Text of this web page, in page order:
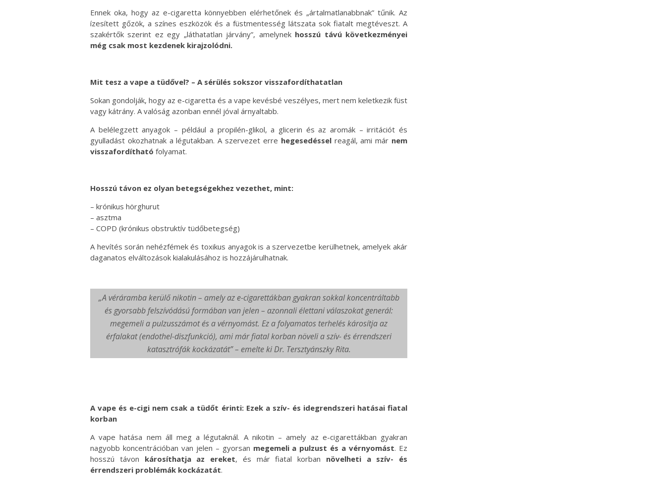
Ennek oka, hogy az e-cigaretta könnyebben elérhetőnek és „ártalmatlanabbnak” tűnik. Az
ízesített gőzök, a színes eszközök és a füstmentesség látszata sok fiatalt megtéveszt. A
szakértők szerint ez egy „láthatatlan járvány”, amelynek hosszú távú következményei
még csak most kezdenek kirajzolódni.
Mit tesz a vape a tüdővel? – A sérülés sokszor visszafordíthatatlan
Sokan gondolják, hogy az e-cigaretta és a vape kevésbé veszélyes, mert nem keletkezik füst
vagy kátrány. A valóság azonban ennél jóval árnyaltabb.
A belélegzett anyagok – például a propilén-glikol, a glicerin és az aromák – irritációt és
gyulladást okozhatnak a légutakban. A szervezet erre hegesedésselreagál, ami már nem
visszafordítható folyamat.
Hosszú távon ez olyan betegségekhez vezethet, mint:
– krónikus hörghurut
– asztma
– COPD (krónikus obstruktív tüdőbetegség)
A hevítés során nehézfémek és toxikus anyagok is a szervezetbe kerülhetnek, amelyek akár
daganatos elváltozások kialakulásához is hozzájárulhatnak.
„A véráramba kerülő nikotin – amely az e-cigarettákban gyakran sokkal koncentráltabb
és gyorsabb felszívódású formában van jelen – azonnali élettani válaszokat generál:
megemeli a pulzusszámot és a vérnyomást. Ez a folyamatos terhelés károsítja az
érfalakat (endothel-diszfunkció), ami már fiatal korban növeli a szív- és érrendszeri
katasztrófák kockázatát” – emelte ki Dr. Tersztyánszky Rita.
A vape és e-cigi nem csak a tüdőt érinti: Ezek a szív- és idegrendszeri hatásai fiatal
korban
A vape hatása nem áll meg a légutaknál. A nikotin – amely az e-cigarettákban gyakran
nagyobb koncentrációban van jelen – gyorsan megemeli a pulzust és a vérnyomást. Ez
hosszú távon károsíthatja az ereket, és már fiatal korban növelheti a szív- és
érrendszeri problémák kockázatát.